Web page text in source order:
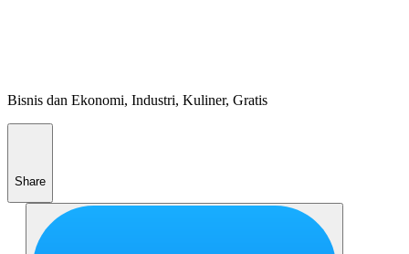
Bisnis dan Ekonomi, Industri, Kuliner, Gratis
Share